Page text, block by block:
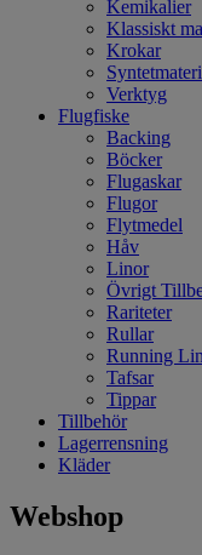
Kemikalier
Klassiskt
Krokar
Verktyg
Flugfiske
Backing
Böcker
Flugaskar
Flugor
Flytmedel
Håv
Linor
Övrigt
Rariteter
Rullar
Running
Tafsar
Tippar
Tillbehör
Lagerrensning
Kläder
Webshop